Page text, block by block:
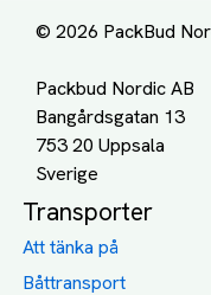
© 2026 PackBud
Packbud Nordic AB
Bangårdsgatan 13
753 20 Uppsala
Transporter
Att tänka på
Båttransport